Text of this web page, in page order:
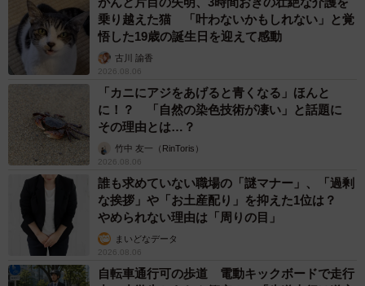
乗り越えた猫 「叶わないかもしれない」と覚
悟した19歳の誕生日を迎えて感動
古川 諭香
2026.08.06
「カニにアジをあげると青くなる」ほんと
に！？ 「自然の染色技術が凄い」と話題に
その理由とは…？
竹中 友一（RinToris）
2026.08.06
誰も求めていない職場の「謎マナー」、「過剰
な挨拶」や「お土産配り」を抑えた1位は？
やめられない理由は「周りの目」
まいどなデータ
2026.08.06
自転車通行可の歩道 電動キックボードで走行